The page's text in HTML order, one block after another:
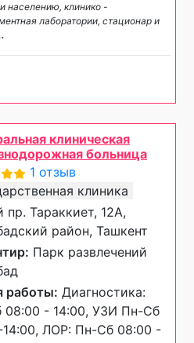
населению, клинико -
лаборатории, стационар и
клиническая
больница
1 отзыв
клиника
пр. Тараккиет, 12А,
район, Ташкент
Парк развлечений
работы: Диагностика:
08:00 - 14:00, УЗИ Пн-Сб
14:00, ЛОР: Пн-Сб 08:00 -